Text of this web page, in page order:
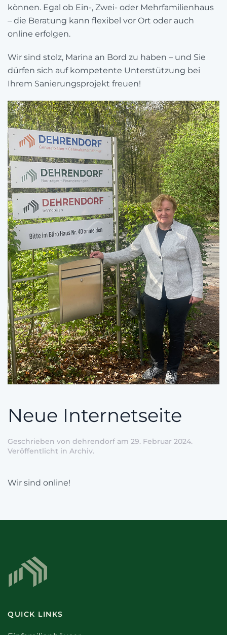
können. Egal ob Ein-, Zwei- oder Mehrfamilienhaus
– die Beratung kann flexibel vor Ort oder auch
online erfolgen.
Wir sind stolz, Marina an Bord zu haben – und Sie
dürfen sich auf kompetente Unterstützung bei
Ihrem Sanierungsprojekt freuen!
Neue Internetseite
Geschrieben von dehrendorf am 29. Februar 2024.
Veröffentlicht in Archiv.
Wir sind online!
QUICK LINKS